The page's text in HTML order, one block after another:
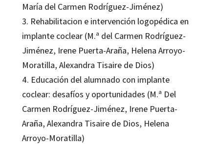
María del Carmen Rodríguez-Jiménez)
3. Rehabilitacion e intervención logopédica en
implante coclear (M.ª del Carmen Rodríguez-
Jiménez, Irene Puerta-Araña, Helena Arroyo-
Moratilla, Alexandra Tisaire de Dios)
4. Educación del alumnado con implante
coclear: desafíos y oportunidades (M.ª Del
Carmen Rodríguez-Jiménez, Irene Puerta-
Araña, Alexandra Tisaire de Dios, Helena
Arroyo-Moratilla)